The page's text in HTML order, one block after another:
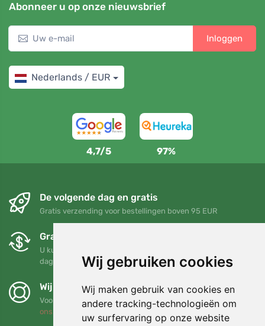
Wij gebruiken cookies
Wij maken gebruik van cookies en
andere tracking-technologieën om
uw surfervaring op onze website
Abonneer u op onze nieuwsbrief
Inloggen
Nederlands / EUR
4,7/5 97%
De volgende dag en gratis
Gratis verzending voor bestellingen boven 95 EUR
Gratis ruilen en retourneren
U kunt uw bestelling op elk gewenst moment binnen 90
dagen retourneren of ruilen
Wij steunen Trees.org
Voor elke bestelling planten we een boom! Lees meer Over
ons